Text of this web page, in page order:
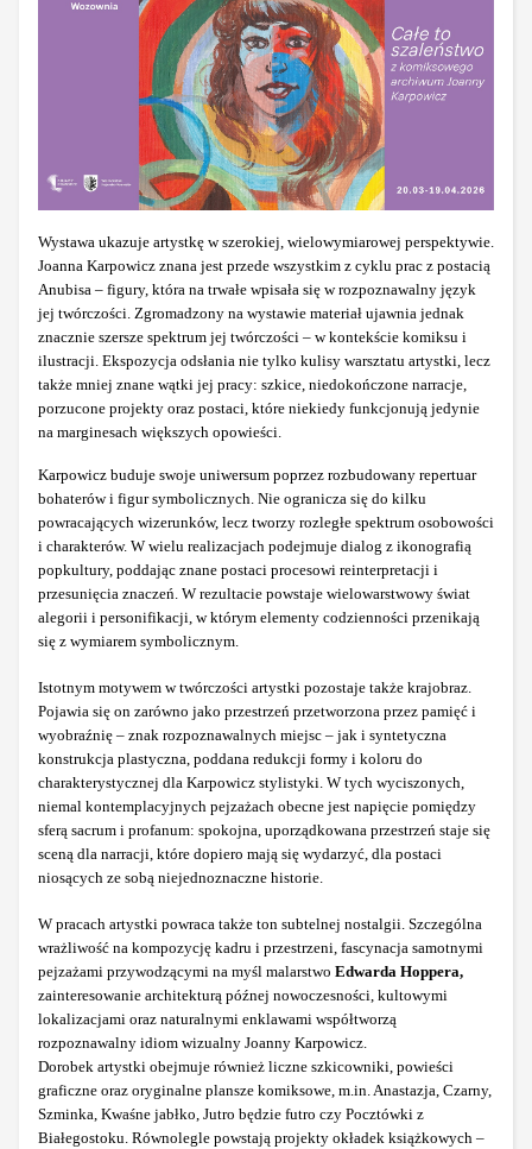
Wystawa ukazuje artystkę w szerokiej, wielowymiarowej perspektywie.
Joanna Karpowicz znana jest przede wszystkim z cyklu prac z postacią
Anubisa – figury, która na trwałe wpisała się w rozpoznawalny język
jej twórczości. Zgromadzony na wystawie materiał ujawnia jednak
znacznie szersze spektrum jej twórczości – w kontekście komiksu i
ilustracji. Ekspozycja odsłania nie tylko kulisy warsztatu artystki, lecz
także mniej znane wątki jej pracy: szkice, niedokończone narracje,
porzucone projekty oraz postaci, które niekiedy funkcjonują jedynie
na marginesach większych opowieści.
Karpowicz buduje swoje uniwersum poprzez rozbudowany repertuar
bohaterów i figur symbolicznych. Nie ogranicza się do kilku
powracających wizerunków, lecz tworzy rozległe spektrum osobowości
i charakterów. W wielu realizacjach podejmuje dialog z ikonografią
popkultury, poddając znane postaci procesowi reinterpretacji i
przesunięcia znaczeń. W rezultacie powstaje wielowarstwowy świat
alegorii i personifikacji, w którym elementy codzienności przenikają
się z wymiarem symbolicznym.
Istotnym motywem w twórczości artystki pozostaje także krajobraz.
Pojawia się on zarówno jako przestrzeń przetworzona przez pamięć i
wyobraźnię – znak rozpoznawalnych miejsc – jak i syntetyczna
konstrukcja plastyczna, poddana redukcji formy i koloru do
charakterystycznej dla Karpowicz stylistyki. W tych wyciszonych,
niemal kontemplacyjnych pejzażach obecne jest napięcie pomiędzy
sferą sacrum i profanum: spokojna, uporządkowana przestrzeń staje się
sceną dla narracji, które dopiero mają się wydarzyć, dla postaci
niosących ze sobą niejednoznaczne historie.
W pracach artystki powraca także ton subtelnej nostalgii. Szczególna
wrażliwość na kompozycję kadru i przestrzeni, fascynacja samotnymi
pejzażami przywodzącymi na myśl malarstwo Edwarda Hoppera,
zainteresowanie architekturą późnej nowoczesności, kultowymi
lokalizacjami oraz naturalnymi enklawami współtworzą
rozpoznawalny idiom wizualny Joanny Karpowicz.
Dorobek artystki obejmuje również liczne szkicowniki, powieści
graficzne oraz oryginalne plansze komiksowe, m.in. Anastazja, Czarny,
Szminka, Kwaśne jabłko, Jutro będzie futro czy Pocztówki z
Białegostoku. Równolegle powstają projekty okładek książkowych –